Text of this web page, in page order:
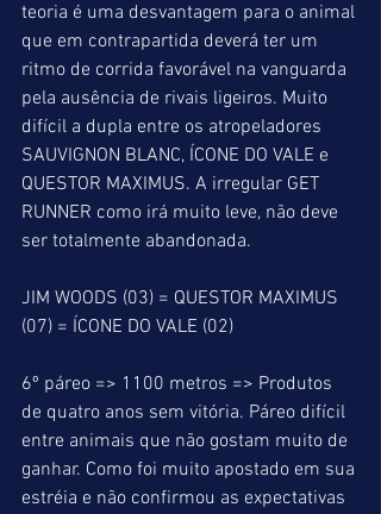
teoria é uma desvantagem para o animal
que em contrapartida deverá ter um
ritmo de corrida favorável na vanguarda
pela ausência de rivais ligeiros. Muito
difícil a dupla entre os atropeladores
SAUVIGNON BLANC, ÍCONE DO VALE e
QUESTOR MAXIMUS. A irregular GET
RUNNER como irá muito leve, não deve
ser totalmente abandonada.
JIM WOODS (03) = QUESTOR MAXIMUS
(07) = ÍCONE DO VALE (02)
6º páreo => 1100 metros => Produtos
de quatro anos sem vitória. Páreo difícil
entre animais que não gostam muito de
ganhar. Como foi muito apostado em sua
estréia e não confirmou as expectativas